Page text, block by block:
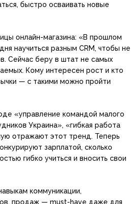
быстро осваивать новые
онлайн-магазина: «В прошлом
научиться разным CRM, чтобы не
Сейчас беру в штат не самых
Кому интересен рост и кто
— с такими можно пройти
«управление командой малого
Украина», «гибкая работа
отражают этот тренд. Теперь
зарплатой, сколько
гибко учиться и вносить свои
коммуникации,
продаж — must-have даже для